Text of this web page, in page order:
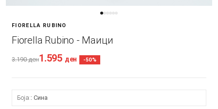
FIORELLA RUBINO
Fiorella Rubino - Маици
3.190ден1.595 ден -50%
Боја: Сина